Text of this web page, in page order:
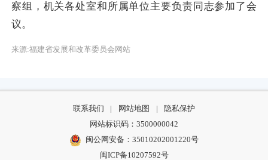
察组，机关各处室和所属单位主要负责同志参加了会
议。
来源:福建省发展和改革委员会网站
联系我们 | 网站地图 |
隐私保护
网站标识码：3500000042
闽公网安备：35010202001220号
闽ICP备10207592号